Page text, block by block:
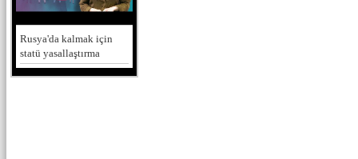
Rusya'da kalmak için
statü yasallaştırma